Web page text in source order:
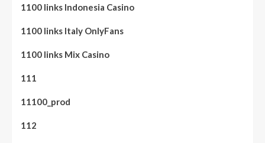
1100 links Indonesia Casino
1100 links Italy OnlyFans
1100 links Mix Casino
111
11100_prod
112